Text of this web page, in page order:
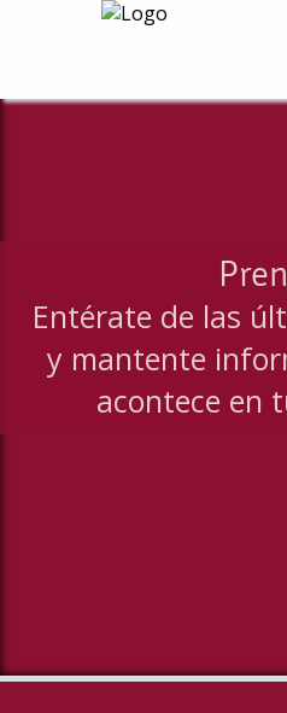
Entérate de las
y mantente
acontece en